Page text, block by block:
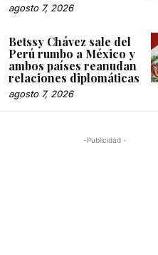
agosto 7, 2026
Betssy Chávez sale del
Perú rumbo a México y
ambos países reanudan
relaciones diplomáticas
agosto 7, 2026
-Publicidad -